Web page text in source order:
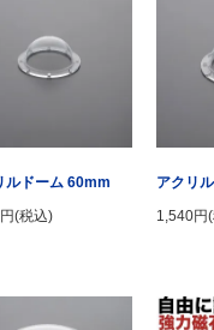
ルドーム 60mm
(税込)
アクリ
1,540円